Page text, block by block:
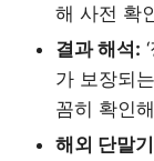
해 사전 확
결과 해석:
가 보장되
꼼히 확인
해외 단말